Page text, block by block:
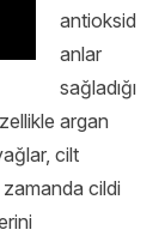
antioksid
anlar
sağladığı
argan
cilt
cildi